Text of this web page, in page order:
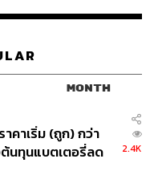
ม่ซื้อบัตร เพราะคิดว่า
ะการบริหารจัดการ
ป็นไปตามประกาศ
มในการจัดการกับ
MONTH
คาเริ่ม (ถูก) กว่า
นทุนแบตเตอรี่ลด
2.4K